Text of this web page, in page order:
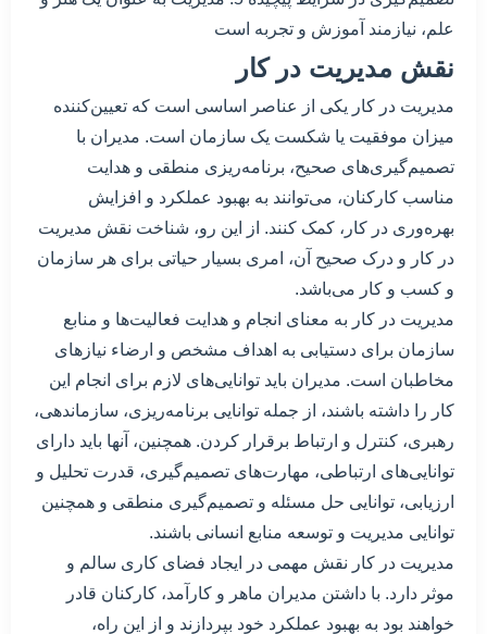
علم، نیازمند آموزش و تجربه است
نقش مدیریت در کار
مدیریت در کار یکی از عناصر اساسی است که تعیین‌کننده
میزان موفقیت یا شکست یک سازمان است. مدیران با
تصمیم‌گیری‌های صحیح، برنامه‌ریزی منطقی و هدایت
مناسب کارکنان، می‌توانند به بهبود عملکرد و افزایش
بهره‌وری در کار، کمک کنند. از این رو، شناخت نقش مدیریت
در کار و درک صحیح آن، امری بسیار حیاتی برای هر سازمان
و کسب و کار می‌باشد.
مدیریت در کار به معنای انجام و هدایت فعالیت‌ها و منابع
سازمان برای دستیابی به اهداف مشخص و ارضاء نیازهای
مخاطبان است. مدیران باید توانایی‌های لازم برای انجام این
کار را داشته باشند، از جمله توانایی برنامه‌ریزی، سازماندهی،
رهبری، کنترل و ارتباط برقرار کردن. همچنین، آنها باید دارای
توانایی‌های ارتباطی، مهارت‌های تصمیم‌گیری، قدرت تحلیل و
ارزیابی، توانایی حل مسئله و تصمیم‌گیری منطقی و همچنین
توانایی مدیریت و توسعه منابع انسانی باشند.
مدیریت در کار نقش مهمی در ایجاد فضای کاری سالم و
موثر دارد. با داشتن مدیران ماهر و کارآمد، کارکنان قادر
خواهند بود به بهبود عملکرد خود بپردازند و از این راه،